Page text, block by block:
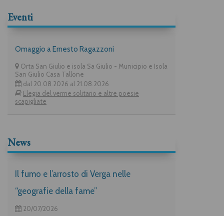
Eventi
Omaggio a Ernesto Ragazzoni
Orta San Giulio e isola Sa Giulio - Municipio e Isola
San Giulio Casa Tallone
dal 20.08.2026 al 21.08.2026
Elegia del verme solitario e altre poesie
scapigliate
News
Il fumo e l’arrosto di Verga nelle
“geografie della fame”
20/07/2026